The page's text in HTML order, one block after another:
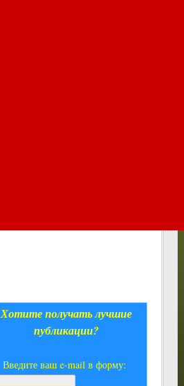
Хотите получать лучшие
публикации?
Введите ваш e-mail в форму: